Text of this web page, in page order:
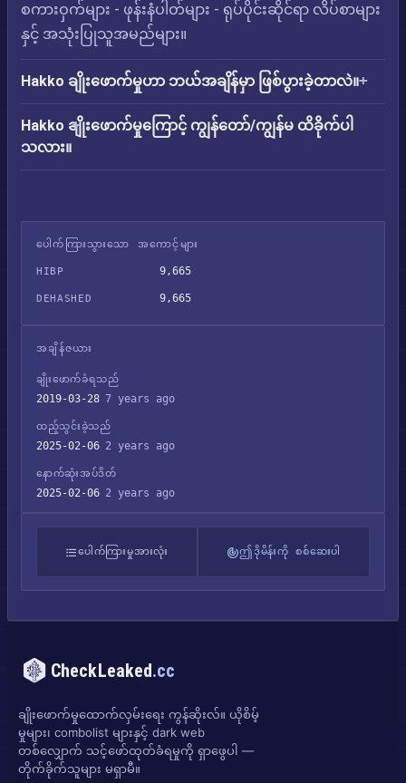
စကားဝှက်များ - ဖုန်းနံပါတ်များ - ရုပ်ပိုင်းဆိုင်ရာ လိပ်စာများ
နှင့် အသုံးပြုသူအမည်များ။
Hakko ချိုးဖောက်မှုဟာ ဘယ်အချိန်မှာ ဖြစ်ပွားခဲ့တာလဲ။
Hakko ချိုးဖောက်မှုကြောင့် ကျွန်တော်/ကျွန်မ ထိခိုက်ပါ
သလား။
ပေါက်ကြားသွားသော အကောင့်များ
HIBP 9,665
DEHASHED 9,665
အချိန်ဇယား
ချိုးဖောက်ခံရသည်
2019-03-28 7 years ago
ထည့်သွင်းခဲ့သည်
2025-02-06 2 years ago
နောက်ဆုံးအပ်ဒိတ်
2025-02-06 2 years ago
ပေါက်ကြားမှုအားလုံး ဤဒိုမိန်းကို စစ်ဆေးပါ
CheckLeaked.cc
ချိုးဖောက်မှုထောက်လှမ်းရေး ကွန်ဆိုးလ်။ ယိုစိမ့်
မှုများ၊ combolist များနှင့် dark web
တစ်လျှောက် သင့်ဖော်ထုတ်ခံရမှုကို ရှာဖွေပါ —
တိုက်ခိုက်သူများ မရှာမီ။